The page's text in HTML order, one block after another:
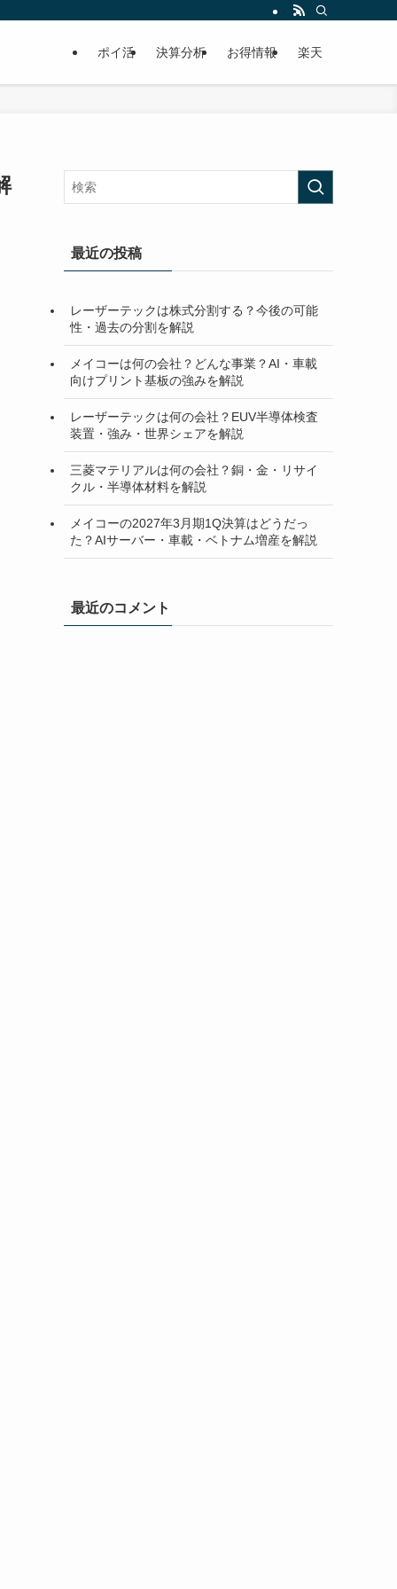
ポイ活 決算分析 お得情報 楽天
最近の投稿
レーザーテックは株式分割する？今後の可能
性・過去の分割を解説
メイコーは何の会社？どんな事業？AI・車載
向けプリント基板の強みを解説
レーザーテックは何の会社？EUV半導体検査
装置・強み・世界シェアを解説
三菱マテリアルは何の会社？銅・金・リサイ
クル・半導体材料を解説
メイコーの2027年3月期1Q決算はどうだっ
た？AIサーバー・車載・ベトナム増産を解説
最近のコメント